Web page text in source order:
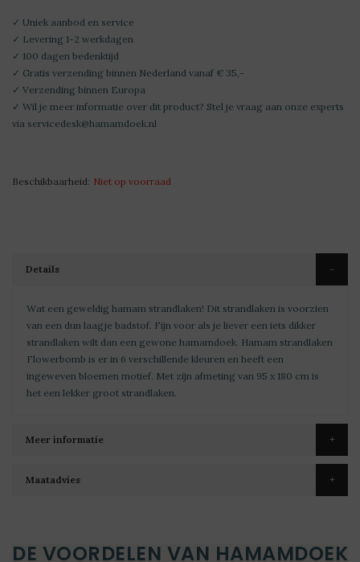
✓ Uniek aanbod en service
✓ Levering 1-2 werkdagen
✓ 100 dagen bedenktijd
✓ Gratis verzending binnen Nederland vanaf € 35,-
✓ Verzending binnen Europa
✓ Wil je meer informatie over dit product? Stel je vraag aan onze experts
via servicedesk@hamamdoek.nl
Beschikbaarheid: Niet op voorraad
Details
Wat een geweldig hamam strandlaken! Dit strandlaken is voorzien
van een dun laagje badstof. Fijn voor als je liever een iets dikker
strandlaken wilt dan een gewone hamamdoek. Hamam strandlaken
Flowerbomb is er in 6 verschillende kleuren en heeft een
ingeweven bloemen motief. Met zijn afmeting van 95 x 180 cm is
het een lekker groot strandlaken.
Meer informatie
Maatadvies
DE VOORDELEN VAN HAMAMDOEK